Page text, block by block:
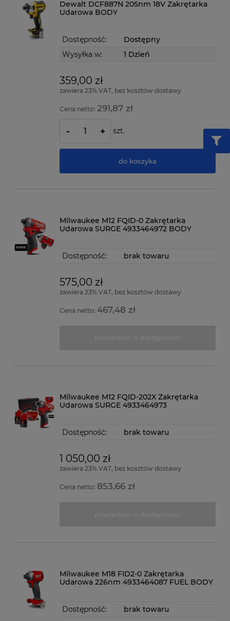
Dewalt DCF887N 205nm 18V Zakrętarka
Udarowa BODY
Dostępność:
Dostępny
Wysyłka w:
1 Dzień
359,00 zł
zawiera 23% VAT, bez kosztów dostawy
Cena netto:291,87 zł
- + szt.
do koszyka
Milwaukee M12 FQID-0 Zakrętarka
Udarowa SURGE 4933464972 BODY
Dostępność: brak towaru
575,00 zł
zawiera 23% VAT, bez kosztów dostawy
Cena netto:467,48 zł
Milwaukee M12 FQID-202X Zakrętarka
Udarowa SURGE 4933464973
Dostępność: brak towaru
1 050,00 zł
zawiera 23% VAT, bez kosztów dostawy
Cena netto: 853,66 zł
Milwaukee M18 FID2-0 Zakrętarka
Udarowa 226nm 4933464087 FUEL BODY
Dostępność: brak towaru